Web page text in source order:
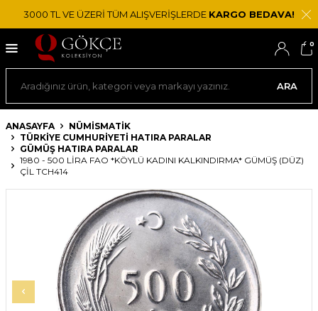
3000 TL VE ÜZERİ TÜM ALIŞVERİŞLERDE KARGO BEDAVA!
ARA
0
ANASAYFA
NÜMİSMATİK
TÜRKIYE CUMHURIYETI HATIRA PARALAR
GÜMÜŞ HATIRA PARALAR
1980 - 500 LIRA FAO *KÖYLÜ KADINI KALKINDIRMA* GÜMÜŞ (DÜZ)
ÇİL TCH414